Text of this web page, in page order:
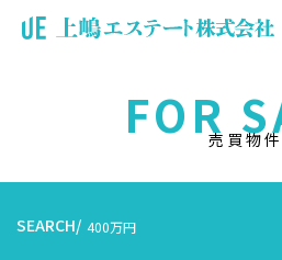
FOR売買物件
SEARCH 400万円